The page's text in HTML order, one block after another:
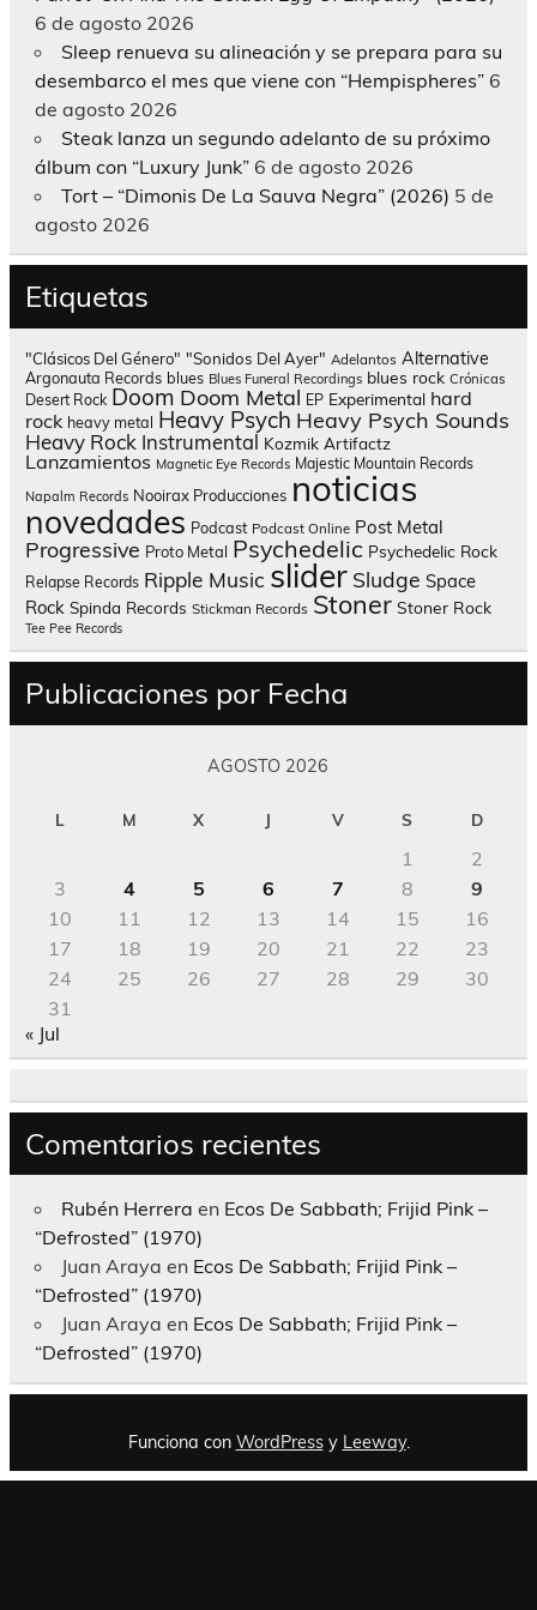
6 de agosto 2026
Sleep renueva su alineación y se prepara para su
desembarco el mes que viene con “Hempispheres” 6
de agosto 2026
Steak lanza un segundo adelanto de su próximo
álbum con “Luxury Junk” 6 de agosto 2026
Tort – “Dimonis De La Sauva Negra” (2026) 5 de
agosto 2026
Etiquetas
"Clásicos Del Género" "Sonidos Del Ayer" Adelantos Alternative
Argonauta Records blues Blues Funeral Recordings blues rock Crónicas
Desert Rock Doom Doom Metal EP Experimental hard
rock heavy metal Heavy Psych Heavy Psych Sounds
Heavy Rock Instrumental Kozmik Artifactz
Lanzamientos Magnetic Eye Records Majestic Mountain Records
Napalm Records Nooirax Producciones noticias
novedades Podcast Podcast Online Post Metal
Progressive Proto Metal Psychedelic Psychedelic Rock
Relapse Records Ripple Music slider Sludge Space
Rock Spinda Records Stickman Records Stoner Stoner Rock
Tee Pee Records
Publicaciones por Fecha
AGOSTO 2026
L M X J V S D
1
2
3
4 5 6 7 8
9
10
11 12 13 14 15
16
17
18 19 20 21 22
23
24
25 26 27 28 29
30
31
« Jul
Comentarios recientes
Rubén Herrera en Ecos De Sabbath; Frijid Pink –
“Defrosted” (1970)
Juan Araya en Ecos De Sabbath; Frijid Pink –
“Defrosted” (1970)
Juan Araya en Ecos De Sabbath; Frijid Pink –
“Defrosted” (1970)
Funciona con WordPressy Leeway.